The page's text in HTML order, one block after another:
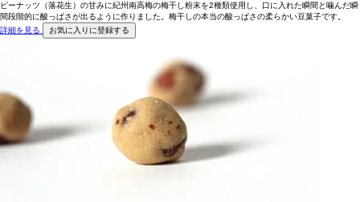
ピーナッツ（落花生）の甘みに紀州南高梅の梅干し粉末を2種類使用し、口に入れた瞬間と噛んだ瞬
間段階的に酸っぱさが出るように作りました。梅干しの本当の酸っぱさの柔らかい豆菓子です。
詳細を見る
お気に入りに登録する